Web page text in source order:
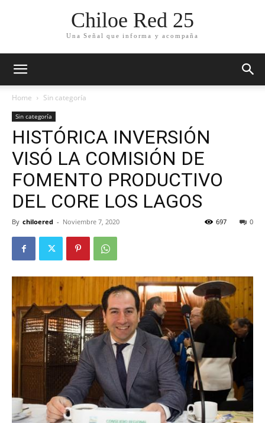
Chiloe Red 25
Una Señal que informa y acompaña
Home Sin categoría
Sin categoría
HISTÓRICA INVERSIÓN
VISÓ LA COMISIÓN DE
FOMENTO PRODUCTIVO
DEL CORE LOS LAGOS
By chiloered - Noviembre 7, 2020 0
697